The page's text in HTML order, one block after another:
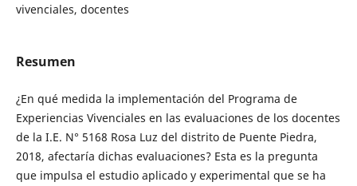
vivenciales, docentes
Resumen
¿En qué medida la implementación del Programa de
Experiencias Vivenciales en las evaluaciones de los docentes
de la I.E. N° 5168 Rosa Luz del distrito de Puente Piedra,
2018, afectaría dichas evaluaciones? Esta es la pregunta
que impulsa el estudio aplicado y experimental que se ha